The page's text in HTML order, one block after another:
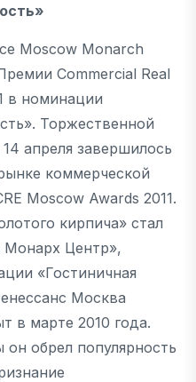
Moscow Monarch
Commercial Real
в номинации
Торжественной
апреля завершилось
коммерческой
Moscow Awards 2011.
кирпича» стал
Монарх Центр»,
«Гостиничная
Москва
в марте 2010 года.
обрел популярность